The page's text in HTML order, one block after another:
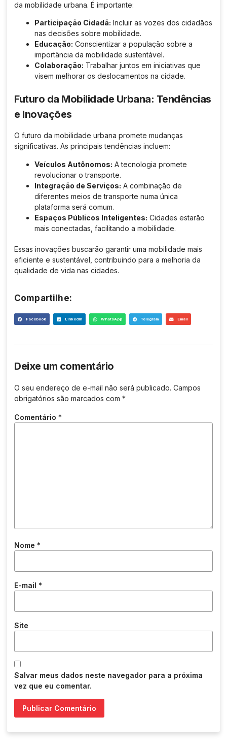
da mobilidade urbana. É importante:
Participação Cidadã: Incluir as vozes dos cidadãos
nas decisões sobre mobilidade.
Educação: Conscientizar a população sobre a
importância da mobilidade sustentável.
Colaboração: Trabalhar juntos em iniciativas que
visem melhorar os deslocamentos na cidade.
Futuro da Mobilidade Urbana: Tendências
e Inovações
O futuro da mobilidade urbana promete mudanças
significativas. As principais tendências incluem:
Veículos Autônomos: A tecnologia promete
revolucionar o transporte.
Integração de Serviços: A combinação de
diferentes meios de transporte numa única
plataforma será comum.
Espaços Públicos Inteligentes: Cidades estarão
mais conectadas, facilitando a mobilidade.
Essas inovações buscarão garantir uma mobilidade mais
eficiente e sustentável, contribuindo para a melhoria da
qualidade de vida nas cidades.
Compartilhe:
Facebook LinkedIn WhatsApp Telegram Email
Deixe um comentário
O seu endereço de e-mail não será publicado. Campos
obrigatórios são marcados com *
Comentário *
Nome *
E-mail *
Site
Salvar meus dados neste navegador para a próxima
vez que eu comentar.